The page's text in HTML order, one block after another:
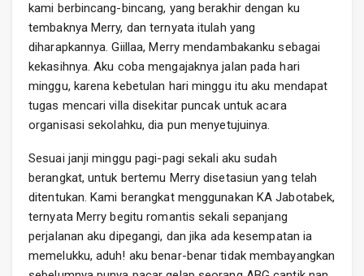
kami berbincang-bincang, yang berakhir dengan ku
tembaknya Merry, dan ternyata itulah yang
diharapkannya. Giillaa, Merry mendambakanku sebagai
kekasihnya. Aku coba mengajaknya jalan pada hari
minggu, karena kebetulan hari minggu itu aku mendapat
tugas mencari villa disekitar puncak untuk acara
organisasi sekolahku, dia pun menyetujuinya.
Sesuai janji minggu pagi-pagi sekali aku sudah
berangkat, untuk bertemu Merry disetasiun yang telah
ditentukan. Kami berangkat menggunakan KA Jabotabek,
ternyata Merry begitu romantis sekali sepanjang
perjalanan aku dipegangi, dan jika ada kesempatan ia
memelukku, aduh! aku benar-benar tidak membayangkan